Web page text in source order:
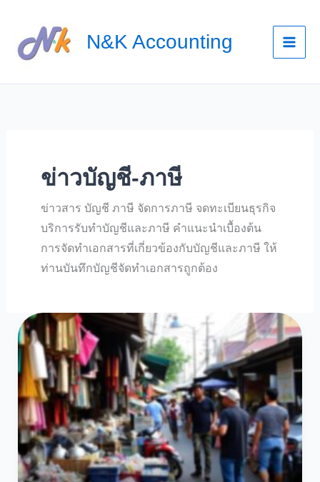
content
N&K Accounting
ข่าวบัญชี-ภาษี
ข่าวสาร บัญชี ภาษี จัดการภาษี จดทะเบียนธุรกิจ
บริการรับทำบัญชีและภาษี คำแนะนำเบื้องต้น
การจัดทำเอกสารที่เกี่ยวข้องกับบัญชีและภาษี ให้
ท่านบันทึกบัญชีจัดทำเอกสารถูกต้อง